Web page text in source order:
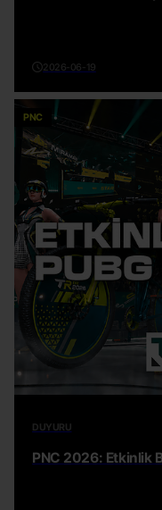
2026-06-19
PNC
DUYURU
PNC 2026: Etkinlik